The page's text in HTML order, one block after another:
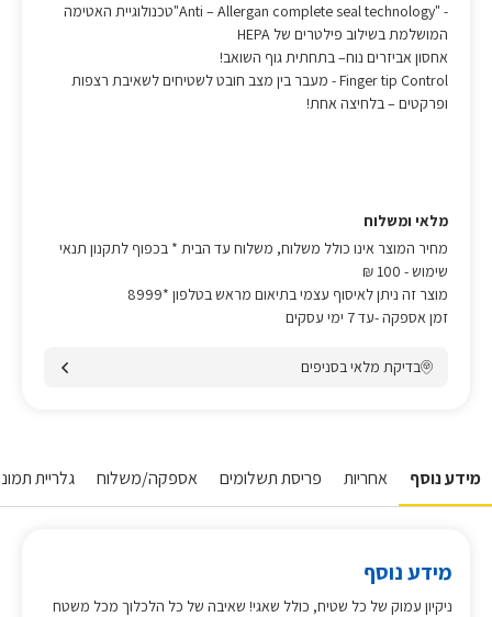
- "Anti – Allergan complete seal technology"טכנולוגיית האטימה
המושלמת בשילוב פילטרים של HEPA
אחסון אביזרים נוח– בתחתית גוף השואב!
Finger tip Control - מעבר בין מצב חובט לשטיחים לשאיבת רצפות
ופרקטים – בלחיצה אחת!
מלאי ומשלוח
מחיר המוצר אינו כולל משלוח, משלוח עד הבית * בכפוף לתקנון תנאי
שימוש- 100 ₪
מוצר זה ניתן לאיסוף עצמי בתיאום מראש בטלפון *8999
זמן אספקה -עד 7 ימי עסקים
בדיקת מלאי בסניפים
מידע נוסף אחריות פריסת תשלומים אספקה/משלוח גלריית
מידע נוסף
ניקיון עמוק של כל שטיח, כולל שאגי! שאיבה של כל הלכלוך מכל משטח